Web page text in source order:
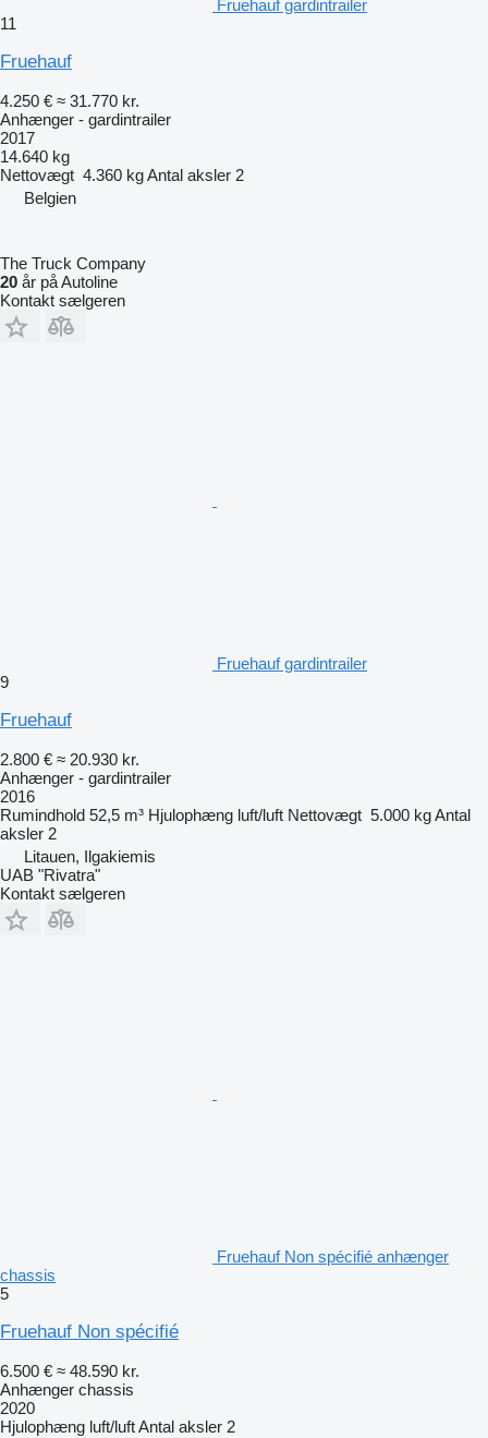
Fruehauf gardintrailer
11
Fruehauf
4.250 € ≈ 31.770 kr.
Anhænger - gardintrailer
2017
14.640 kg
Nettovægt 4.360 kgAntal aksler 2
Belgien
The Truck Company
20 år på Autoline
Kontakt sælgeren
Fruehauf gardintrailer
9
Fruehauf
2.800 € ≈ 20.930 kr.
Anhænger - gardintrailer
2016
Rumindhold 52,5 m³ Hjulophæng luft/luft Nettovægt 5.000 kgAntal
aksler 2
Litauen, Ilgakiemis
UAB "Rivatra"
Kontakt sælgeren
Fruehauf Non spécifié anhænger
chassis
5
Fruehauf Non spécifié
6.500 € ≈ 48.590 kr.
Anhænger chassis
2020
Hjulophæng luft/luftAntal aksler 2